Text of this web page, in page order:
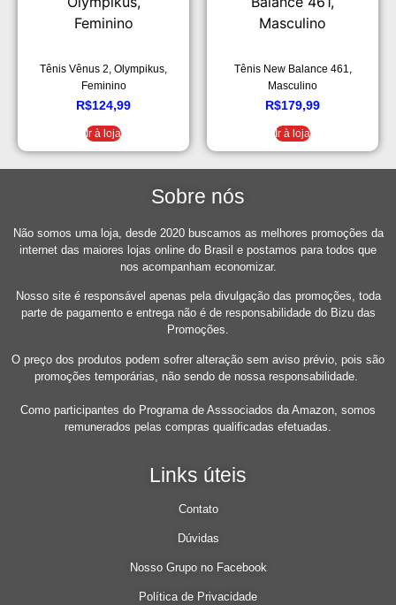
Tênis Vênus 2, Olympikus,
Feminino
R$124,99
Ir à loja
Tênis New Balance 461,
Masculino
R$179,99
Ir à loja
Sobre nós
Não somos uma loja, desde 2020 buscamos as melhores promoções da
internet das maiores lojas online do Brasil e postamos para todos que
nos acompanham economizar.
Nosso site é responsável apenas pela divulgação das promoções, toda
parte de pagamento e entrega não é de responsabilidade do Bizu das
Promoções.
O preço dos produtos podem sofrer alteração sem aviso prévio, pois são
promoções temporárias, não sendo de nossa responsabilidade.
Como participantes do Programa de Asssociados da Amazon, somos
remunerados pelas compras qualificadas efetuadas.
Links úteis
Contato
Dúvidas
Nosso Grupo no Facebook
Política de Privacidade